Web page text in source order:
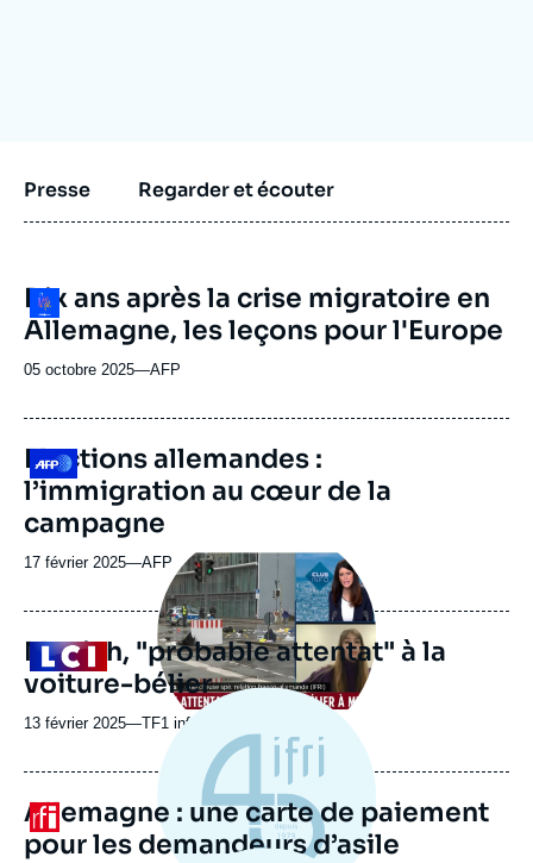
Presse Regarder et écouter
Logo
URL
de
Spotify
Dix ans après la crise migratoire en
Allemagne, les leçons pour l'Europe
05 octobre 2025—Nom
journal,
ou
émission
AFP
Logo
URL
de
Spotify
Elections allemandes :
l’immigration au cœur de la
campagne
17 février 2025—Nom
journal,
revue
ou
émission
AFP
Logo
Image
principale
médiatique
Munich, "probable attentat" à la
voiture-bélier
13 février 2025—Nom
journal,
ou
émission
TF1 info
Logo
Allemagne : une carte de paiement
pour les demandeurs d’asile